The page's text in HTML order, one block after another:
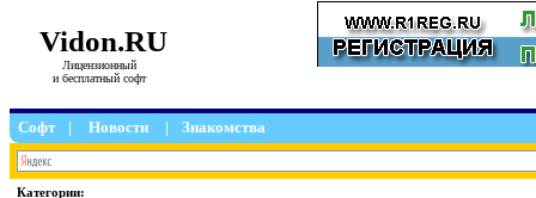
Vidon.RU
Лицензионный
и бесплатный софт
Софт | Новости | Знакомства
Категории: